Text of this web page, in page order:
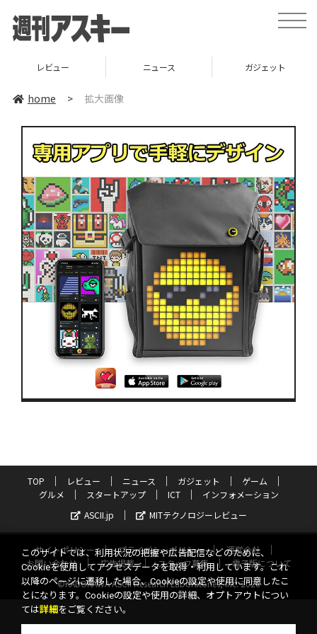
toggle
レビュー ニュース ガジェット
home > 拡大画像
TOP レビュー ニュース ガジェット
ゲーム
グルメ
スタートアップ ICT
インフォメーション
ASCII.jp
MITテクノロジーレビュー
サイトポリシー プライバシーポリシー
運営会社
お問い合わせ
広告掲載 スタッフ募集
電子版について
©KADOKAWA ASCII Research Laboratories, Inc. 2026
このサイトでは、利用状況の把握や広告配信などのために、
Cookieを使用してアクセスデータを取得・利用しています。これ
以降のページに遷移した場合、Cookieの設定や使用に同意したこ
とになります。Cookieの設定や使用の詳細、オプトアウトについ
ては詳細 をご覧ください。